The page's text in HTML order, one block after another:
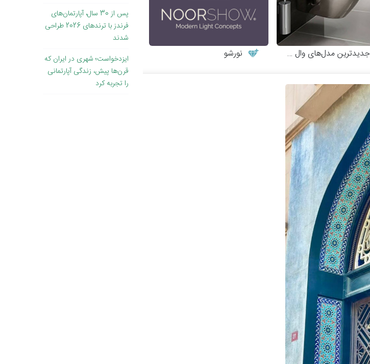
جدیدترین مدل‌های وال هنگ نورشو
پس از 30 سال، آپارتمان‌های
فرندز با ترندهای 2026 طراحی
شدند
ایزدخواست؛ شهری در ایران که
قرن‌ها پیش، زندگی آپارتمانی
را تجربه کرد